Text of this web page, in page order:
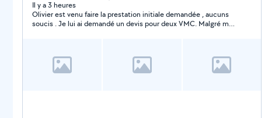
Il y a 3 heures
Olivier est venu faire la prestation initiale demandée , aucuns
soucis . Je lui ai demandé un devis pour deux VMC. Malgré mes
professionnel de sa part .